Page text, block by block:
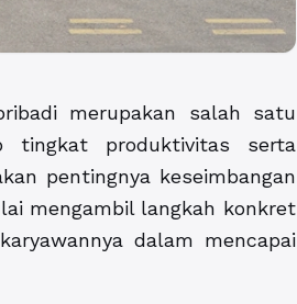
merupakan salah satu
tingkat produktivitas serta
pentingnya keseimbangan
mengambil langkah konkret
dalam mencapai